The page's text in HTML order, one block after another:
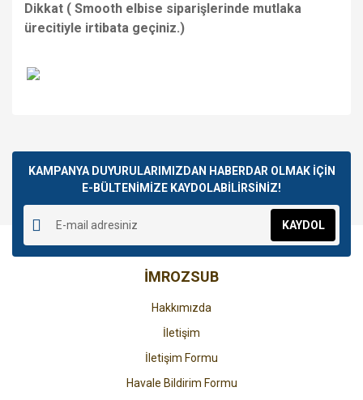
Dikkat ( Smooth elbise siparişlerinde mutlaka
ürecitiyle irtibata geçiniz.)
Yorum Yaz
kullanarak tarafımıza iletebilirsiniz.
Görüş ve önerileriniz için teşekkür ederiz.
Ürün resmi kalitesiz, bozuk veya görüntülenemiyor.
Ürün açıklamasında eksik bilgiler bulunuyor.
Ürün bilgilerinde hatalar bulunuyor.
Ürün fiyatı diğer sitelerden daha pahalı.
KAMPANYA DUYURULARIMIZDAN HABERDAR OLMAK İÇİN
E-BÜLTENİMİZE KAYDOLABİLİRSİNİZ!
KAYDOL
İMROZSUB
Hakkımızda
İletişim
İletişim Formu
Havale Bildirim Formu